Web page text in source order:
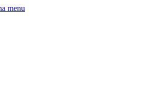
menu